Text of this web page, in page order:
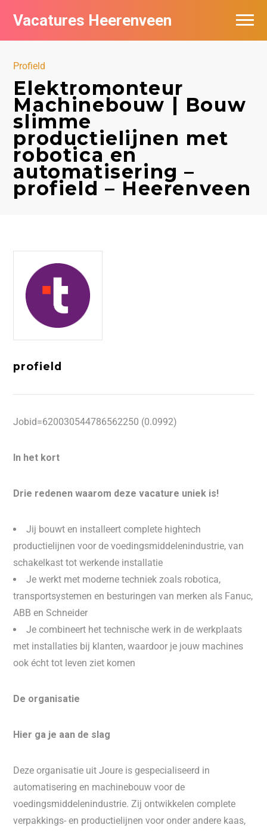
Vacatures Heerenveen
Profield
Elektromonteur
Machinebouw | Bouw
slimme
productielijnen met
robotica en
automatisering –
profield – Heerenveen
profield
Jobid=620030544786562250 (0.0992)
In het kort
Drie redenen waarom deze vacature uniek is!
Jij bouwt en installeert complete hightech
productielijnen voor de voedingsmiddelenindustrie, van
schakelkast tot werkende installatie
Je werkt met moderne techniek zoals robotica,
transportsystemen en besturingen van merken als Fanuc,
ABB en Schneider
Je combineert het technische werk in de werkplaats
met installaties bij klanten, waardoor je jouw machines
ook écht tot leven ziet komen
De organisatie
Hier ga je aan de slag
Deze organisatie uit Joure is gespecialiseerd in
automatisering en machinebouw voor de
voedingsmiddelenindustrie. Zij ontwikkelen complete
verpakkings- en productielijnen voor onder andere kaas,
Vacatures per bedrijf
Nieuwsbrief feed